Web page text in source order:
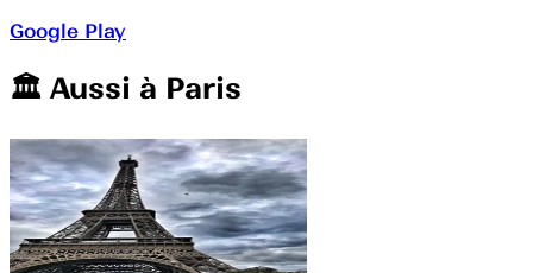
Google Play
🏛️️ Aussi à Paris